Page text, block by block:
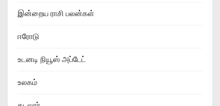
இன்றைய ராசி பலன்கள்
ஈரோடு
உடனடி நியூஸ் அப்டேட்
உலகம்